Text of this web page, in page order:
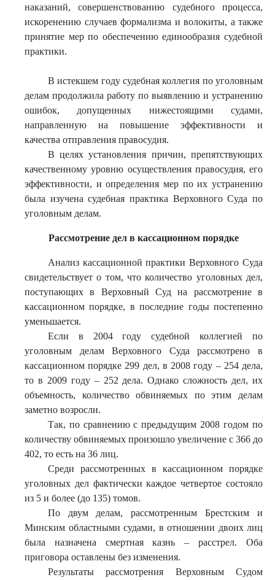
наказаний, совершенствованию судебного процесса,
искоренению случаев формализма и волокиты, а также
принятие мер по обеспечению единообразия судебной
практики.
В истекшем году судебная коллегия по уголовным
делам продолжила работу по выявлению и устранению
ошибок, допущенных нижестоящими судами,
направленную на повышение эффективности и
качества отправления правосудия.
В целях установления причин, препятствующих
качественному уровню осуществления правосудия, его
эффективности, и определения мер по их устранению
была изучена судебная практика Верховного Суда по
уголовным делам.
Рассмотрение дел в кассационном порядке
Анализ кассационной практики Верховного Суда
свидетельствует о том, что количество уголовных дел,
поступающих в Верховный Суд на рассмотрение в
кассационном порядке, в последние годы постепенно
уменьшается.
Если в 2004 году судебной коллегией по
уголовным делам Верховного Суда рассмотрено в
кассационном порядке 299 дел, в 2008 году – 254 дела,
то в 2009 году – 252 дела. Однако сложность дел, их
объемность, количество обвиняемых по этим делам
заметно возросли.
Так, по сравнению с предыдущим 2008 годом по
количеству обвиняемых произошло увеличение с 366 до
402, то есть на 36 лиц.
Среди рассмотренных в кассационном порядке
уголовных дел фактически каждое четвертое состояло
из 5 и более (до 135) томов.
По двум делам, рассмотренным Брестским и
Минским областными судами, в отношении двоих лиц
была назначена смертная казнь – расстрел. Оба
приговора оставлены без изменения.
Результаты рассмотрения Верховным Судом